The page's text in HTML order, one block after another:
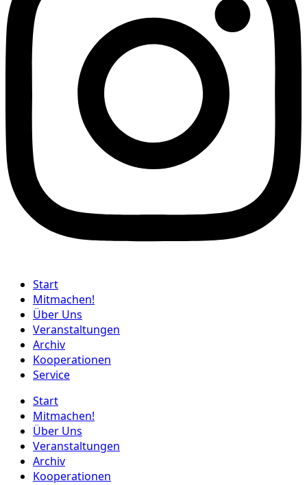
Start
Mitmachen!
Über Uns
Veranstaltungen
Archiv
Kooperationen
Service
Start
Mitmachen!
Über Uns
Veranstaltungen
Archiv
Kooperationen